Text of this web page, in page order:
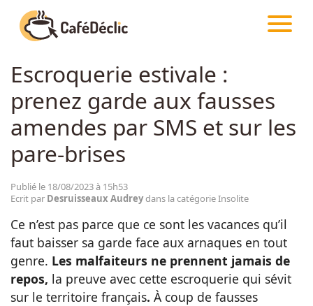
Créativité
Divertissement
Insolite
Emotion
CAFÉDÉCLIC ARTICLES INSOLITE
Escroquerie estivale :
prenez garde aux fausses
amendes par SMS et sur les
pare-brises
Publié le 18/08/2023 à 15h53
Ecrit par Desruisseaux Audreydans la catégorie Insolite
Ce n’est pas parce que ce sont les vacances qu’il
faut baisser sa garde face aux arnaques en tout
genre. Les malfaiteurs ne prennent jamais de
repos, la preuve avec cette escroquerie qui sévit
sur le territoire français. À coup de fausses